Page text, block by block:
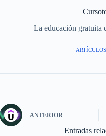
La educación gratuita
ANTERIOR
Entradas